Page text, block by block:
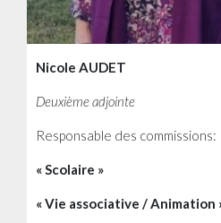
Nicole AUDET
Deuxième adjointe
Responsable des commissions:
« Scolaire »
« Vie associative / Animation